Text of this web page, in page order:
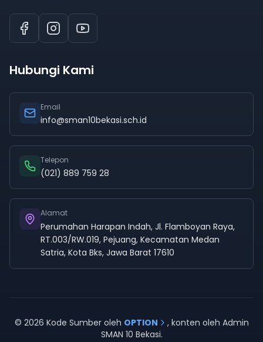
Hubungi Kami
Email
info@sman10bekasi.sch.id
Telepon
(021) 889 759 28
Alamat
Perumahan Harapan Indah, Jl. Flamboyan Raya,
RT.003/RW.019, Pejuang, Kecamatan Medan
Satria, Kota Bks, Jawa Barat 17610
© 2026 Kode Sumber oleh OPTION
, konten oleh Admin
SMAN 10 Bekasi.